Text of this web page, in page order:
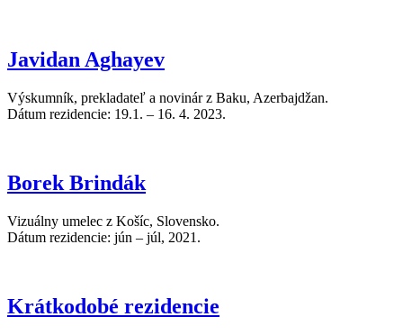
Javidan Aghayev
Výskumník, prekladateľ a novinár z Baku, Azerbajdžan.
Dátum rezidencie: 19.1. – 16. 4. 2023.
Borek Brindák
Vizuálny umelec z Košíc, Slovensko.
Dátum rezidencie: jún – júl, 2021.
Krátkodobé rezidencie